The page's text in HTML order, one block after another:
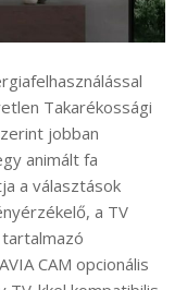
Takarékossági
jobban
animált fa
a választások
a TV
CAM opcionális